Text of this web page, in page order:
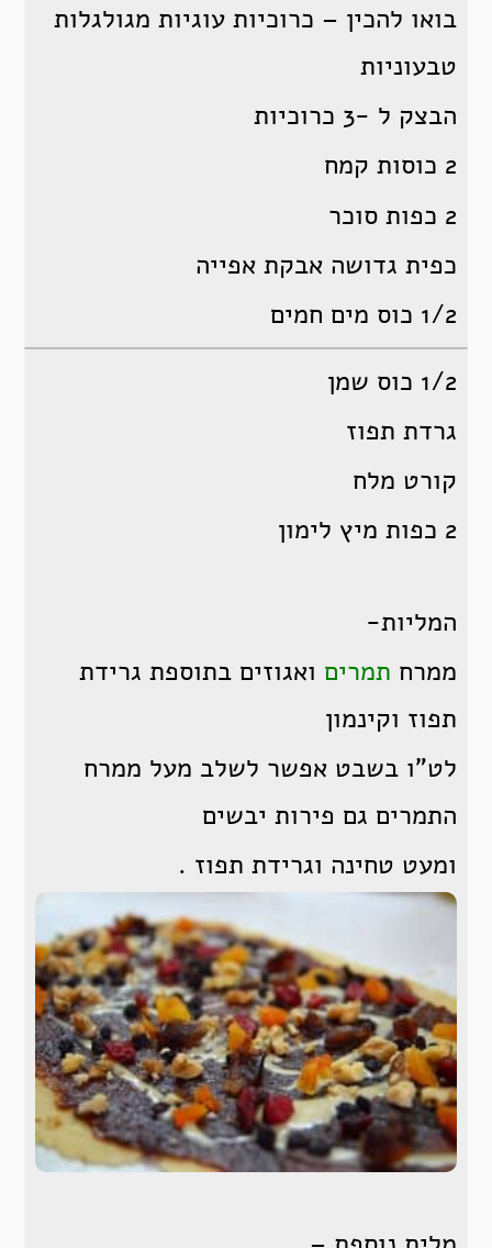
בואו להכין – כרוכיות עוגיות מגולגלות
טבעוניות
הבצק ל -3 כרוכיות
2 כוסות קמח
2 כפות סוכר
כפית גדושה אבקת אפייה
1/2 כוס מים חמים
1/2 כוס שמן
גרדת תפוז
קורט מלח
2 כפות מיץ לימון
המליות-
ממרח תמרים ואגוזים בתוספת גרידת
תפוז וקינמון
לט”ו בשבט אפשר לשלב מעל ממרח
התמרים גם פירות יבשים
ומעט טחינה וגרידת תפוז .